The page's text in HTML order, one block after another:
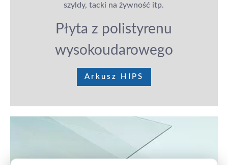
szyldy, tacki na żywność itp.
Płyta z polistyrenu
wysokoudarowego
Arkusz HIPS